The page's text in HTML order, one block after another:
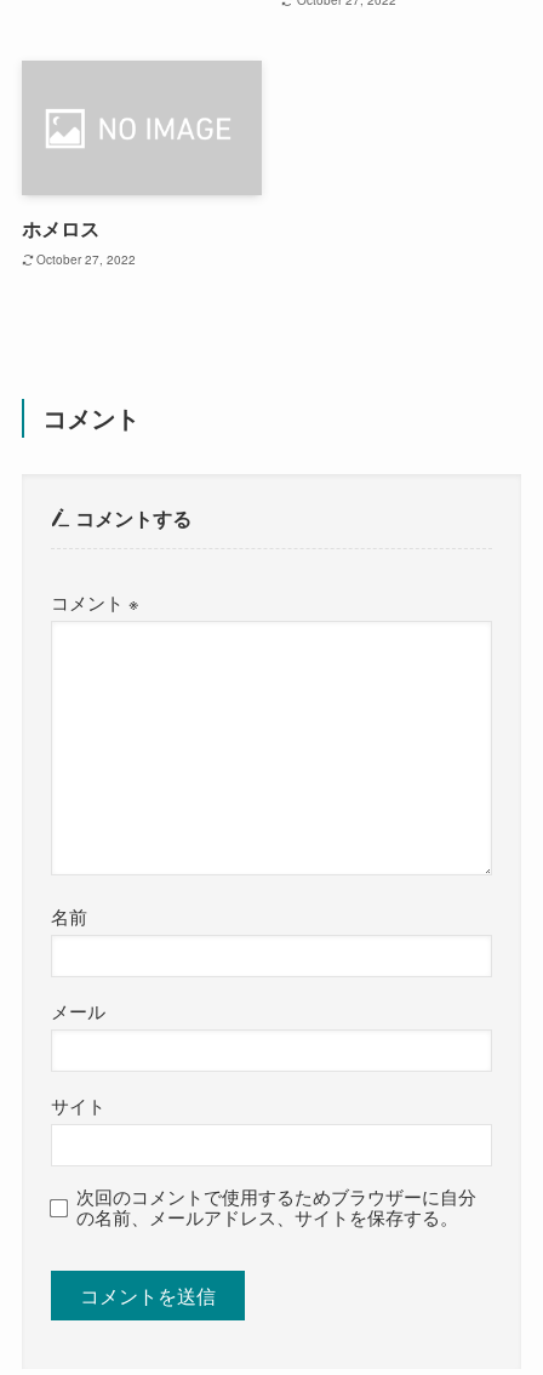
ホメロス
October 27, 2022
コメント
コメントする
コメント※
名前
メール
サイト
次回のコメントで使用するためブラウザーに自分
の名前、メールアドレス、サイトを保存する。